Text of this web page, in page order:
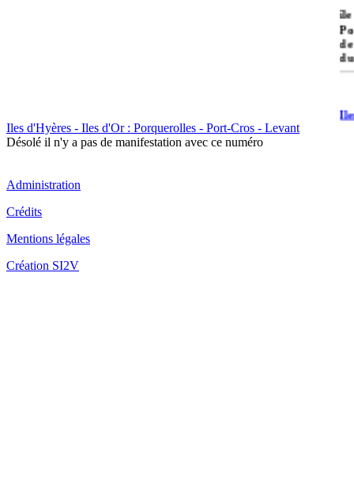
île
Iles d'Hyères - Iles d'Or : Porquerolles - Port-Cros - Levant
Désolé il n'y a pas de manifestation avec ce numéro
Administration
Crédits
Mentions légales
Création SI2V